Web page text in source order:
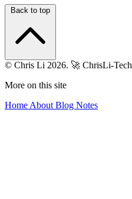
Back to top
© Chris Li 2026. 🚀 ChrisLi-Tech
More on this site
Home About Blog Notes